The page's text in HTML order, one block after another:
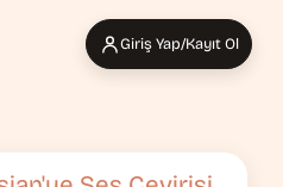
Giriş Yap/Kayıt Ol